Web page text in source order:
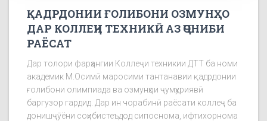
ҚАДРДОНИИ ҒОЛИБОНИ ОЗМУНҲО
ДАР КОЛЛЕҶИ ТЕХНИКӢ АЗ ҶОНИБИ
РАЁСАТ
Дар толори фарҳангии Коллеҷи техникии ДТТ ба номи
академик М.Осимӣ маросими тантанавии қадрдонии
ғолибони олимпиада ва озмунҳои ҷумҳуриявӣ
баргузор гардид. Дар ин чорабинӣ раёсати коллеҷ ба
донишҷӯёни соҳибистеъдод сипоснома, ифтихорнома